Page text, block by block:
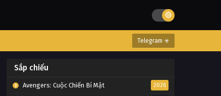
Telegram ☣
Sắp chiếu
Avengers: Cuộc Chiến Bí Mật 2026